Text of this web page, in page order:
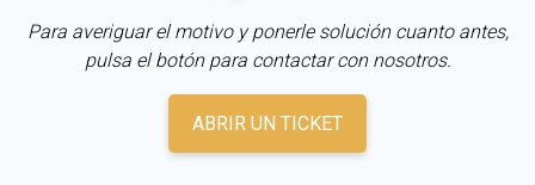
Para averiguar el motivo y ponerle solución cuanto antes,
pulsa el botón para contactar con nosotros.
ABRIR UN TICKET